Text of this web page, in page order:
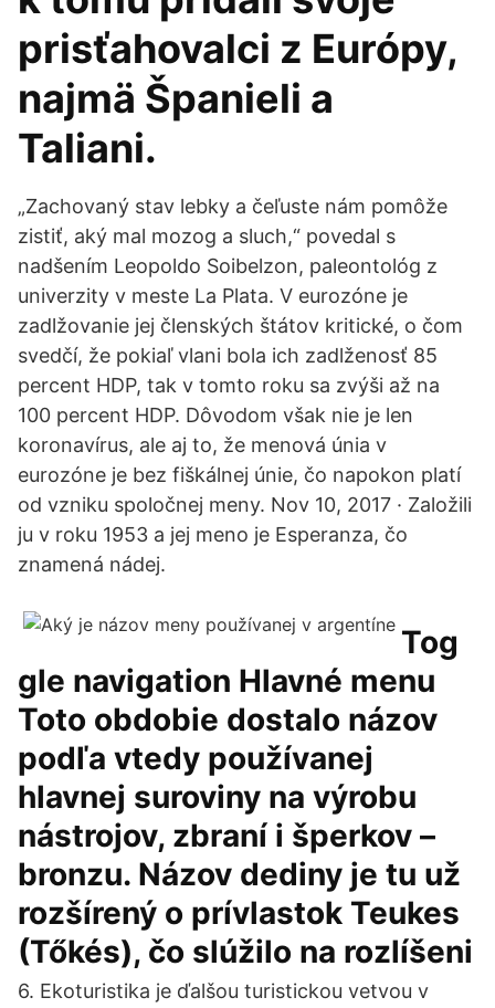
prisťahovalci z Európy,
najmä Španieli a
Taliani.
„Zachovaný stav lebky a čeľuste nám pomôže
zistiť, aký mal mozog a sluch,“ povedal s
nadšením Leopoldo Soibelzon, paleontológ z
univerzity v meste La Plata. V eurozóne je
zadlžovanie jej členských štátov kritické, o čom
svedčí, že pokiaľ vlani bola ich zadlženosť 85
percent HDP, tak v tomto roku sa zvýši až na
100 percent HDP. Dôvodom však nie je len
koronavírus, ale aj to, že menová únia v
eurozóne je bez fiškálnej únie, čo napokon platí
od vzniku spoločnej meny. Nov 10, 2017 · Založili
ju v roku 1953 a jej meno je Esperanza, čo
znamená nádej.
Tog
gle navigation Hlavné menu
Toto obdobie dostalo názov
podľa vtedy používanej
hlavnej suroviny na výrobu
nástrojov, zbraní i šperkov –
bronzu. Názov dediny je tu už
rozšírený o prívlastok Teukes
(Tőkés), čo slúžilo na rozlíšeni
6. Ekoturistika je ďalšou turistickou vetvou v